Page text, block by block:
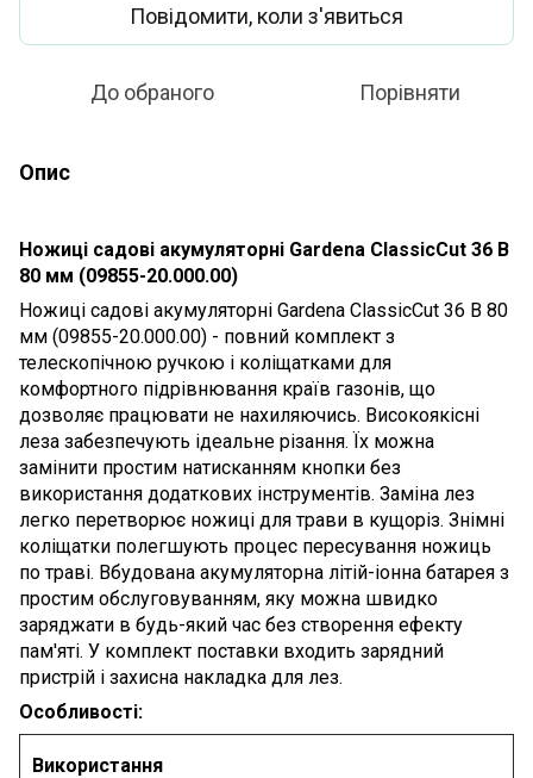
Повідомити, коли з'явиться
До обраного Порівняти
Опис
Ножиці садові акумуляторні Gardena ClassicCut 36 В
80 мм (09855-20.000.00)
Ножиці садові акумуляторні Gardena ClassicCut 36 В 80
мм (09855-20.000.00) - повний комплект з
телескопічною ручкою і коліщатками для
комфортного підрівнювання країв газонів, що
дозволяє працювати не нахиляючись. Високоякісні
леза забезпечують ідеальне різання. Їх можна
замінити простим натисканням кнопки без
використання додаткових інструментів. Заміна лез
легко перетворює ножиці для трави в кущоріз. Знімні
коліщатки полегшують процес пересування ножиць
по траві. Вбудована акумуляторна літій-іонна батарея з
простим обслуговуванням, яку можна швидко
заряджати в будь-який час без створення ефекту
пам'яті. У комплект поставки входить зарядний
пристрій і захисна накладка для лез.
Особливості:
Використання